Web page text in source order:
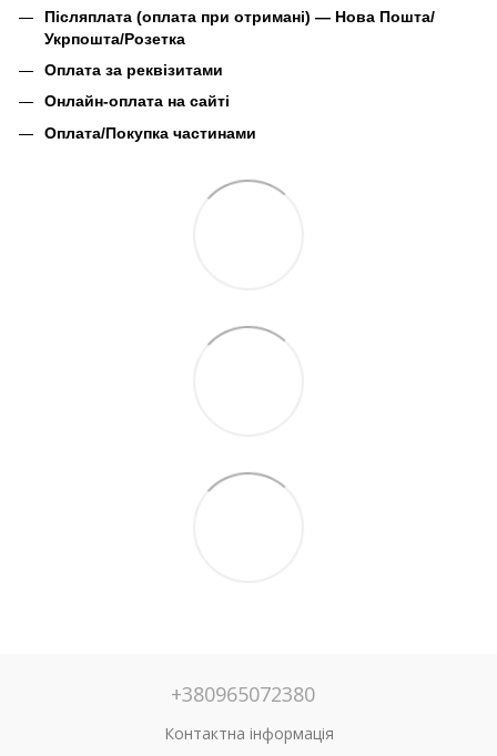
Післяплата (оплата при отримані) — Нова Пошта/
Укрпошта/Розетка
Оплата за реквізитами
Онлайн-оплата на сайті
Оплата/Покупка частинами
+380965072380
Контактна інформація